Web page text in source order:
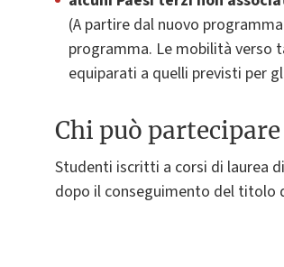
(A partire dal nuovo
programma. Le mobilità verso
equiparati a quelli previsti per
Chi può partecipare
Studenti iscritti a corsi di laurea
dopo il conseguimento del titolo